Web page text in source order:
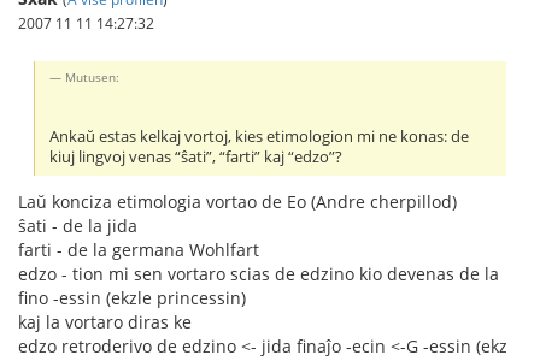
2007 11 11 14:27:32
Mutusen:
Ankaŭ estas kelkaj vortoj, kies etimologion mi ne konas: de
kiuj lingvoj venas “ŝati”, “farti” kaj “edzo”?
Laŭ konciza etimologia vortao de Eo (Andre cherpillod)
ŝati - de la jida
farti - de la germana Wohlfart
edzo - tion mi sen vortaro scias de edzino kio devenas de la
fino -essin (ekzle princessin)
kaj la vortaro diras ke
edzo retroderivo de edzino <- jida finaĵo -ecin <-G -essin (ekz